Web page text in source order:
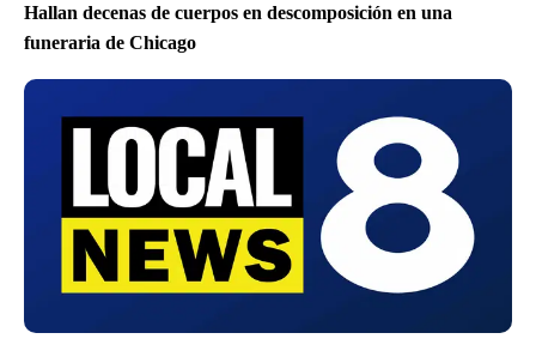
Hallan decenas de cuerpos en descomposición en una
funeraria de Chicago